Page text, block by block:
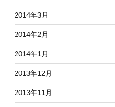
2014年3月
2014年2月
2014年1月
2013年12月
2013年11月